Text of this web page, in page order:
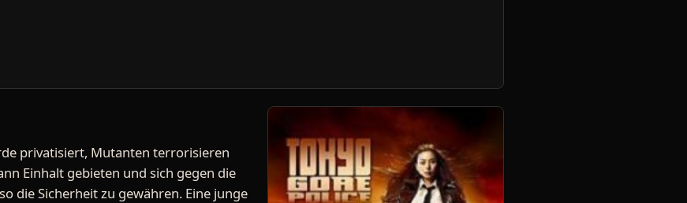
privatisiert, Mutanten terrorisieren
Einhalt gebieten und sich gegen die
die Sicherheit zu gewähren. Eine junge